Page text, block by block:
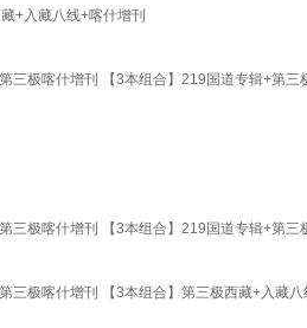
+入藏八线+喀什增刊
三极喀什增刊 【3本组合】219国道专辑+第三
三极喀什增刊 【3本组合】219国道专辑+第三
三极喀什增刊 【3本组合】第三极西藏+入藏八